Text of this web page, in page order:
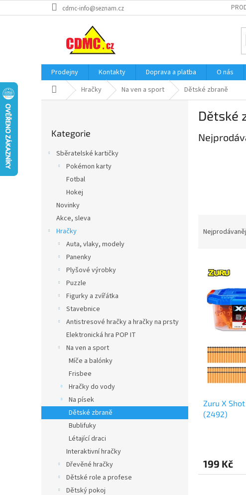
na
cdmc-info@seznam.cz
Prodejny Kontakty Doprava a platba O nás
Domů Hračky Na ven a sport Dětské zbraně
kategorie
Kategorie
Sběratelské kartičky
Pokémon karty
Fotbal
Hokej
Novinky
Akce, sleva
Hračky
Auta, vlaky, modely
Panenky
Plyšové výrobky
Puzzle
Figurky a zvířátka
Stavebnice
Antistresové hračky a hračky na prsty
Elektronická hra POP IT
Na ven a sport
Míče a balónky
Frisbee
Hračky do vody
Na písek
Dětské zbraně
Bublifuky
Létající draci
Interaktivní hračky
Dřevěné hračky
Dětské role a profese
Dětský pokoj
Dětské
Zuru X
(2492)
199 Kč